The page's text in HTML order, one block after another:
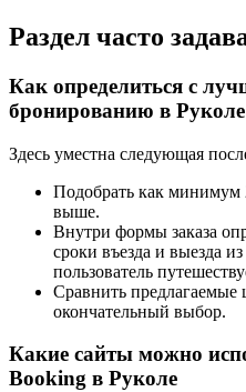
Раздел часто
Как определиться с
бронированию в Руколе
Здесь уместна следующая
Подобрать как минимум
выше.
Внутри формы заказа
сроки въезда и выезда
пользователь
Сравнить предлагаемые
окончательный выбор.
Какие сайты можно
Booking в Руколе